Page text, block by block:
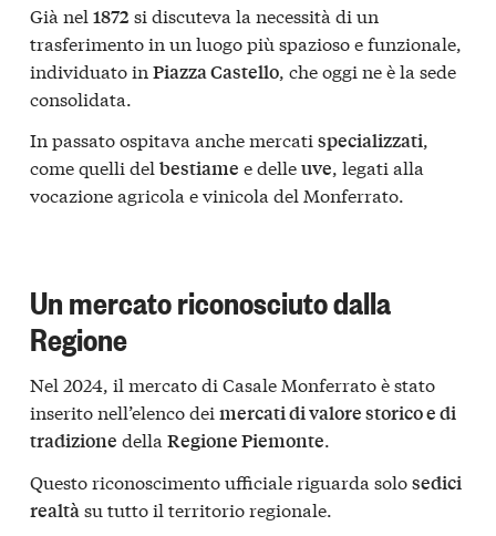
Già nel 1872 si discuteva la necessità di un
trasferimento in un luogo più spazioso e funzionale,
individuato in Piazza Castello, che oggi ne è la sede
consolidata.
In passato ospitava anche mercati specializzati,
come quelli del bestiame e delleuve, legati alla
vocazione agricola e vinicola del Monferrato.
Un mercato riconosciuto dalla
Regione
Nel 2024, il mercato di Casale Monferrato è stato
inserito nell’elenco dei mercati di valore storico e di
tradizione della Regione Piemonte.
Questo riconoscimento ufficiale riguarda solosedici
realtà su tutto il territorio regionale.